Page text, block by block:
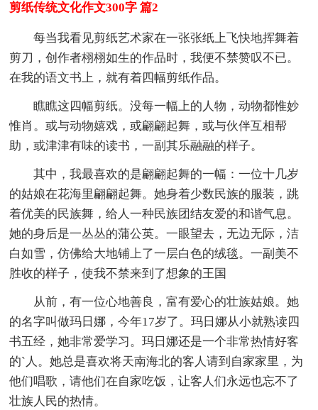
剪纸传统文化作文300字 篇2
每当我看见剪纸艺术家在一张张纸上飞快地挥舞着
剪刀，创作者栩栩如生的作品时，我便不禁赞叹不已。
在我的语文书上，就有着四幅剪纸作品。
瞧瞧这四幅剪纸。没每一幅上的人物，动物都惟妙
惟肖。或与动物嬉戏，或翩翩起舞，或与伙伴互相帮
助，或津津有味的读书，一副其乐融融的样子。
其中，我最喜欢的是翩翩起舞的一幅：一位十几岁
的姑娘在花海里翩翩起舞。她身着少数民族的服装，跳
着优美的民族舞，给人一种民族团结友爱的和谐气息。
她的身后是一丛丛的蒲公英。一眼望去，无边无际，洁
白如雪，仿佛给大地铺上了一层白色的绒毯。一副美不
胜收的样子，使我不禁来到了想象的王国
从前，有一位心地善良，富有爱心的壮族姑娘。她
的名字叫做玛日娜，今年17岁了。玛日娜从小就熟读四
书五经，她非常爱学习。玛日娜还是一个非常热情好客
的`人。她总是喜欢将天南海北的客人请到自家家里，为
他们唱歌，请他们在自家吃饭，让客人们永远也忘不了
壮族人民的热情。